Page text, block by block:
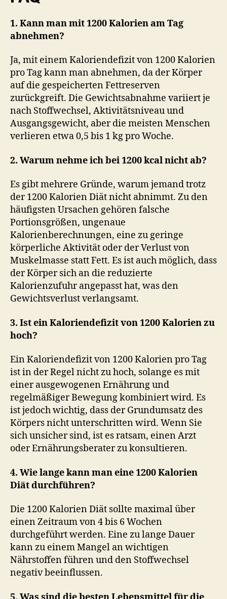
1. Kann man mit 1200 Kalorien am Tag
abnehmen?
Ja, mit einem Kaloriendefizit von 1200 Kalorien
pro Tag kann man abnehmen, da der Körper
auf die gespeicherten Fettreserven
zurückgreift. Die Gewichtsabnahme variiert je
nach Stoffwechsel, Aktivitätsniveau und
Ausgangsgewicht, aber die meisten Menschen
verlieren etwa 0,5 bis 1 kg pro Woche.
2. Warum nehme ich bei 1200 kcal nicht ab?
Es gibt mehrere Gründe, warum jemand trotz
der 1200 Kalorien Diät nicht abnimmt. Zu den
häufigsten Ursachen gehören falsche
Portionsgrößen, ungenaue
Kalorienberechnungen, eine zu geringe
körperliche Aktivität oder der Verlust von
Muskelmasse statt Fett. Es ist auch möglich, dass
der Körper sich an die reduzierte
Kalorienzufuhr angepasst hat, was den
Gewichtsverlust verlangsamt.
3. Ist ein Kaloriendefizit von 1200 Kalorien zu
hoch?
Ein Kaloriendefizit von 1200 Kalorien pro Tag
ist in der Regel nicht zu hoch, solange es mit
einer ausgewogenen Ernährung und
regelmäßiger Bewegung kombiniert wird. Es
ist jedoch wichtig, dass der Grundumsatz des
Körpers nicht unterschritten wird. Wenn Sie
sich unsicher sind, ist es ratsam, einen Arzt
oder Ernährungsberater zu konsultieren.
4. Wie lange kann man eine 1200 Kalorien
Diät durchführen?
Die 1200 Kalorien Diät sollte maximal über
einen Zeitraum von 4 bis 6 Wochen
durchgeführt werden. Eine zu lange Dauer
kann zu einem Mangel an wichtigen
Nährstoffen führen und den Stoffwechsel
negativ beeinflussen.